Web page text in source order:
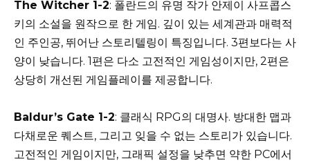
The Witcher 1-2: 폴란드의 유명 작가 안제이 사프콥스
키의 소설을 원작으로 한 게임. 깊이 있는 세계관과 매력적
인 주인공, 뛰어난 스토리텔링이 특징입니다. 3편보다는 사
양이 낮습니다. 1편은 다소 고전적인 게임성이지만, 2편은
상당히 개선된 게임플레이를 제공합니다.
Baldur’s Gate 1-2: 클래식 RPG의 대명사. 방대한 맵과
다채로운 퀘스트, 그리고 잊을 수 없는 스토리가 있습니다.
고전적인 게임이지만, 그래픽 설정을 낮추면 약한 PC에서